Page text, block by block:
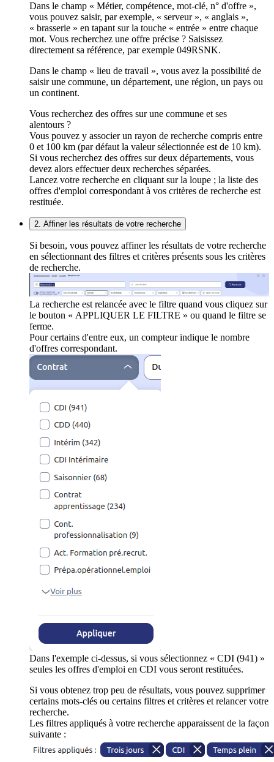
Dans le champ « Métier, compétence, mot-clé, n° d'offre »,
vous pouvez saisir, par exemple, « serveur », « anglais »,
« brasserie » en tapant sur la touche « entrée » entre chaque
mot. Vous recherchez une offre précise ? Saisissez
directement sa référence, par exemple 049RSNK.
Dans le champ « lieu de travail », vous avez la possibilité de
saisir une commune, un département, une région, un pays ou
un continent.
Vous recherchez des offres sur une commune et ses
alentours ?
Vous pouvez y associer un rayon de recherche compris entre
0 et 100 km (par défaut la valeur sélectionnée est de 10 km).
Si vous recherchez des offres sur deux départements, vous
devez alors effectuer deux recherches séparées.
Lancez votre recherche en cliquant sur la loupe ; la liste des
offres d'emploi correspondant à vos critères de recherche est
restituée.
2. Affiner les résultats de votre recherche
Si besoin, vous pouvez affiner les résultats de votre recherche
en sélectionnant des filtres et critères présents sous les critères
de recherche.
La recherche est relancée avec le filtre quand vous cliquez sur
le bouton « APPLIQUER LE FILTRE » ou quand le filtre se
ferme.
Pour certains d'entre eux, un compteur indique le nombre
d'offres correspondant.
Dans l'exemple ci-dessus, si vous sélectionnez « CDI (941) »
seules les offres d'emploi en CDI vous seront restituées.
Si vous obtenez trop peu de résultats, vous pouvez supprimer
certains mots-clés ou certains filtres et critères et relancer votre
recherche.
Les filtres appliqués à votre recherche apparaissent de la façon
suivante :